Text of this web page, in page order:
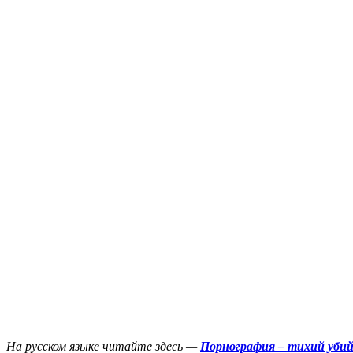
На русском языке читайте здесь — Порнография – тихий